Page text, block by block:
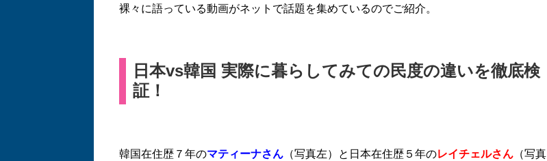
裸々に語っている動画がネットで話題を集めているのでご紹介。
日本vs韓国 実際に暮らしてみての民度の違いを徹底検
証！
韓国在住歴７年のマティーナさん（写真左）と日本在住歴５年のレイチェルさん（写真